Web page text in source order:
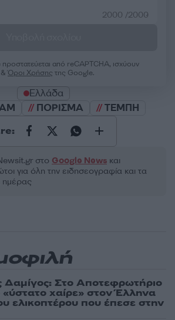
2000 /2000
από reCAPTCHA, ισχύουν
&Όροι Χρήσης της Google.
Ελλάδα
ΠΟΡΙΣΜΑ ΤΕΜΠΗ
στο Google News και
για όλη την ειδησεογραφία και τα
ημέρας
Δαμίγος: Στο Αποτεφρωτήριο
χαίρε» στον Έλληνα
ελικοπτέρου που έπεσε στην